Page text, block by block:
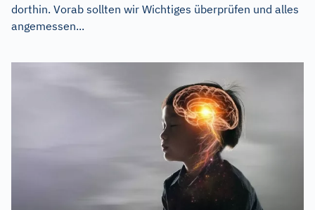
dorthin. Vorab sollten wir Wichtiges überprüfen und alles
angemessen...